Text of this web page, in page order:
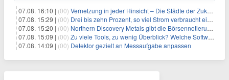
07.08. 16:10 | (00) Vernetzung in jeder Hinsicht – Die Städte der Zukunft sind grün-blau
07.08. 15:29 | (00) Drei bis zehn Prozent, so viel Strom verbraucht ein Aufzug im Gebäude
07.08. 15:20 | (00) Northern Discovery Metals gibt die Börsennotierung an der Frankfurter Wertpapierbörse bekannt
07.08. 15:09 | (00) Zu viele Tools, zu wenig Überblick? Welche Software IT-Dienstleister wirklich brauchen
07.08. 14:09 | (00) Detektor gezielt an Messaufgabe anpassen